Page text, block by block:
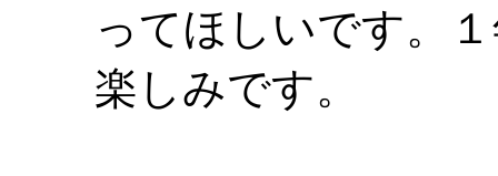
ってほしいです。
楽しみです。